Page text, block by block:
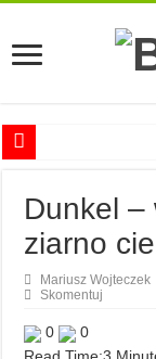
Najciekawsze książki
Najlepsze mangi dla
Najciekawsze
Dunkel –
ziarno
Mariusz Wojteczek
Skomentuj
0
0